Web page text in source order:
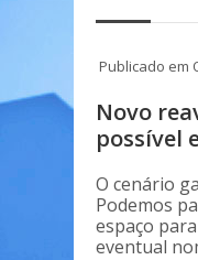
Publicado em
Novo
possível
O cenário
Podemos
espaço
eventual